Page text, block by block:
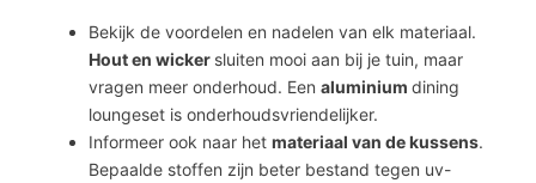
Bekijk de voordelen en nadelen van elk materiaal.
Hout en wicker sluiten mooi aan bij je tuin, maar
vragen meer onderhoud. Een aluminium dining
loungeset is onderhoudsvriendelijker.
Informeer ook naar het materiaal van de kussens.
Bepaalde stoffen zijn beter bestand tegen uv-